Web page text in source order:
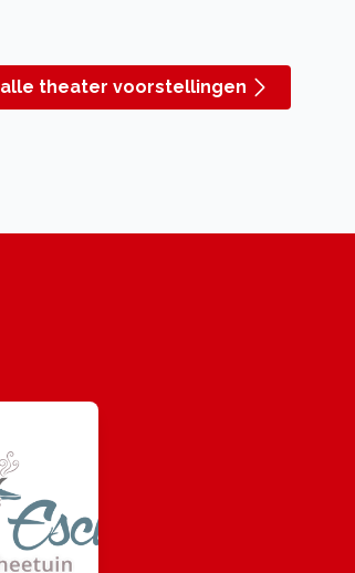
alle theater voorstellingen